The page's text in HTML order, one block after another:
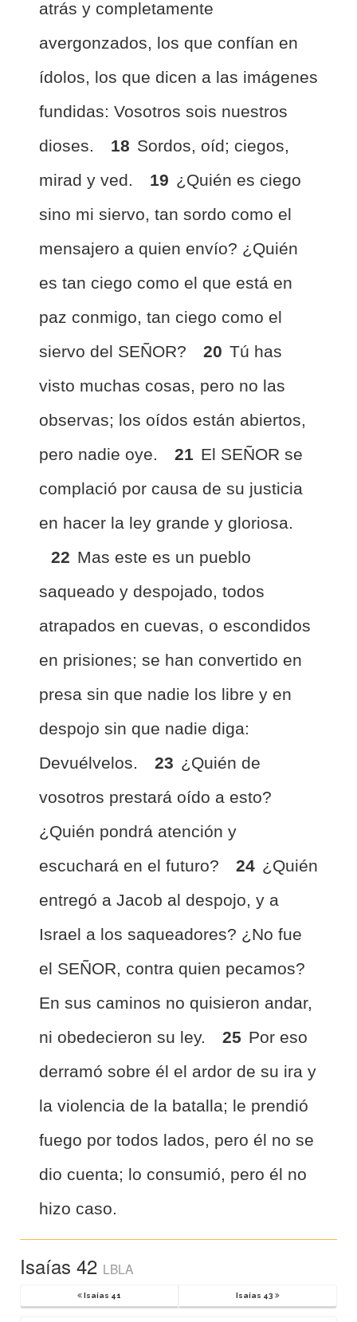
atrás y completamente
avergonzados, los que confían en
ídolos, los que dicen a las imágenes
fundidas: Vosotros sois nuestros
dioses.
18 Sordos, oíd; ciegos,
mirad y ved.
19 ¿Quién es ciego
sino mi siervo, tan sordo como el
mensajero a quien envío? ¿Quién
es tan ciego como el que está en
paz conmigo, tan ciego como el
siervo del SEÑOR?
20 Tú has
visto muchas cosas, pero no las
observas; los oídos están abiertos,
pero nadie oye.
21 El SEÑOR se
complació por causa de su justicia
en hacer la ley grande y gloriosa.
22 Mas este es un pueblo
saqueado y despojado, todos
atrapados en cuevas, o escondidos
en prisiones; se han convertido en
presa sin que nadie los libre y en
despojo sin que nadie diga:
Devuélvelos.
23 ¿Quién de
vosotros prestará oído a esto?
¿Quién pondrá atención y
escuchará en el futuro?
24 ¿Quién
entregó a Jacob al despojo, y a
Israel a los saqueadores? ¿No fue
el SEÑOR, contra quien pecamos?
En sus caminos no quisieron andar,
ni obedecieron su ley.
25 Por eso
derramó sobre él el ardor de su ira y
la violencia de la batalla; le prendió
fuego por todos lados, pero él no se
dio cuenta; lo consumió, pero él no
hizo caso.
Isaías 42 LBLA
Isaías 41 Isaías 43